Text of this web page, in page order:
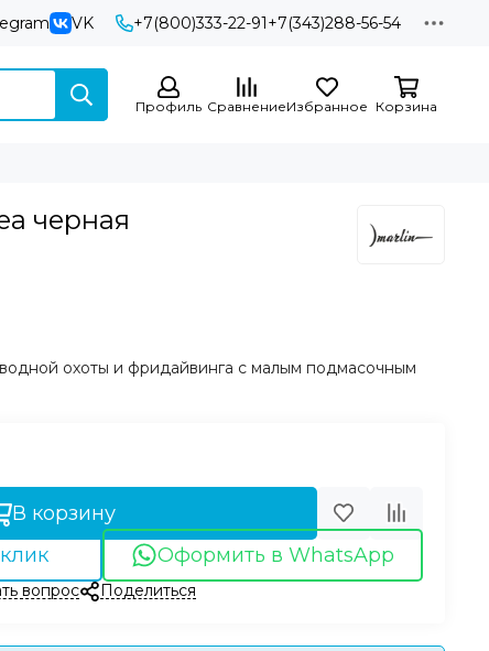
VK +7(800)333-22-91+7(343)288-56-54
Профиль СравнениеИзбранное Корзина
черная
охоты и фридайвинга с малым подмасочным
В корзину
Оформить в WhatsApp
вопрос Поделиться